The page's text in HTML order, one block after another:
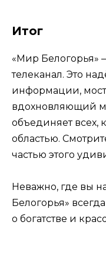
Итог
«Мир Белогорья»
телеканал. Это
информации,
вдохновляющий
объединяет всех,
областью.
частью этого
Неважно, где вы
Белогорья»
о богатстве и